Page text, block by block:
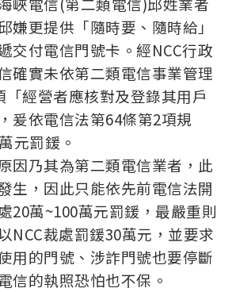
嫌更提供「隨時要、隨時給」
交付電信門號卡。經NCC行政
確實未依第二類電信事業管理
經營者應核對及登錄其用戶
爰依電信法第64條第2項規
元罰鍰。
因乃其為第二類電信業者，此
生，因此只能依先前電信法開
20萬~100萬元罰鍰，最嚴重則
NCC裁處罰鍰30萬元，並要求
用的門號、涉詐門號也要停斷
信的執照恐怕也不保。